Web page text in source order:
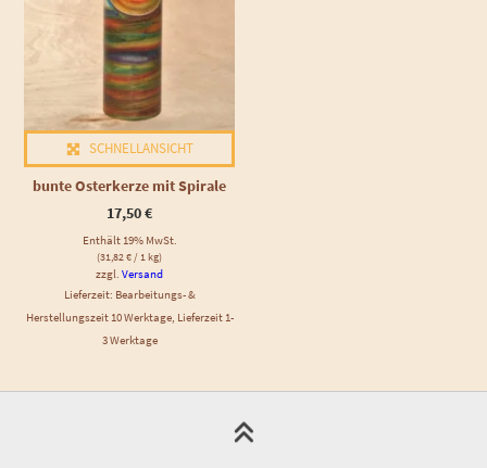
SCHNELLANSICHT
bunte Osterkerze mit Spirale
17,50€
Enthält 19% MwSt.
(31,82€/ 1 kg)
zzgl.Versand
Lieferzeit: Bearbeitungs- &
Herstellungszeit 10 Werktage, Lieferzeit 1-
3 Werktage